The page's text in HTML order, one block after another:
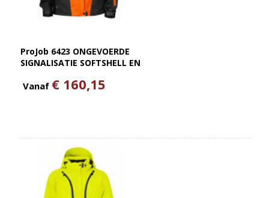
ProJob 6423 ONGEVOERDE
SIGNALISATIE SOFTSHELL EN
Vanaf € 160,15